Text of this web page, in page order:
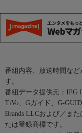
番組内容、放送時間な
す。
番組データ提供元：IPG
TiVo、Gガイド、G-
Brands LLCおよび／ま
たは登録商標です。